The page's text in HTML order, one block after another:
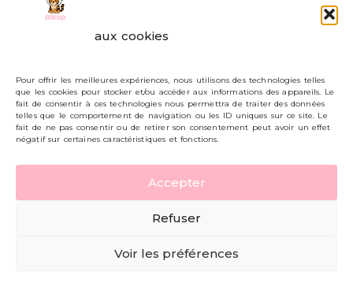
aux cookies
Pour offrir les meilleures expériences, nous utilisons des technologies telles
que les cookies pour stocker et/ou accéder aux informations des appareils. Le
fait de consentir à ces technologies nous permettra de traiter des données
telles que le comportement de navigation ou les ID uniques sur ce site. Le
fait de ne pas consentir ou de retirer son consentement peut avoir un effet
négatif sur certaines caractéristiques et fonctions.
Accepter
Refuser
Voir les préférences
Livraisons et retours
Mon compte
Carte cadeau
Politique de confidentialité
Mentions légales - CGV